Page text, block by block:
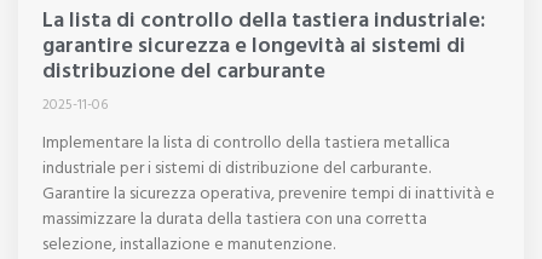
La lista di controllo della tastiera industriale:
garantire sicurezza e longevità ai sistemi di
distribuzione del carburante
2025-11-06
Implementare la lista di controllo della tastiera metallica
industriale per i sistemi di distribuzione del carburante.
Garantire la sicurezza operativa, prevenire tempi di inattività e
massimizzare la durata della tastiera con una corretta
selezione, installazione e manutenzione.